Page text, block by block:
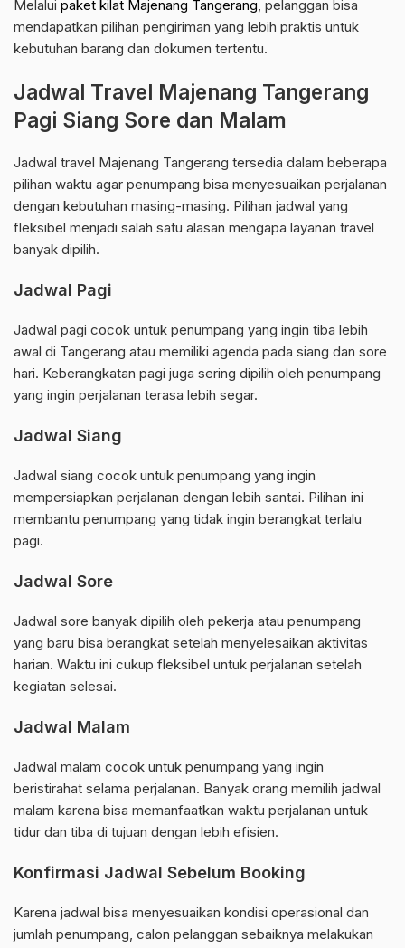
Melalui paket kilat Majenang Tangerang, pelanggan bisa
mendapatkan pilihan pengiriman yang lebih praktis untuk
kebutuhan barang dan dokumen tertentu.
Jadwal Travel Majenang Tangerang
Pagi Siang Sore dan Malam
Jadwal travel Majenang Tangerang tersedia dalam beberapa
pilihan waktu agar penumpang bisa menyesuaikan perjalanan
dengan kebutuhan masing-masing. Pilihan jadwal yang
fleksibel menjadi salah satu alasan mengapa layanan travel
banyak dipilih.
Jadwal Pagi
Jadwal pagi cocok untuk penumpang yang ingin tiba lebih
awal di Tangerang atau memiliki agenda pada siang dan sore
hari. Keberangkatan pagi juga sering dipilih oleh penumpang
yang ingin perjalanan terasa lebih segar.
Jadwal Siang
Jadwal siang cocok untuk penumpang yang ingin
mempersiapkan perjalanan dengan lebih santai. Pilihan ini
membantu penumpang yang tidak ingin berangkat terlalu
pagi.
Jadwal Sore
Jadwal sore banyak dipilih oleh pekerja atau penumpang
yang baru bisa berangkat setelah menyelesaikan aktivitas
harian. Waktu ini cukup fleksibel untuk perjalanan setelah
kegiatan selesai.
Jadwal Malam
Jadwal malam cocok untuk penumpang yang ingin
beristirahat selama perjalanan. Banyak orang memilih jadwal
malam karena bisa memanfaatkan waktu perjalanan untuk
tidur dan tiba di tujuan dengan lebih efisien.
Konfirmasi Jadwal Sebelum Booking
Karena jadwal bisa menyesuaikan kondisi operasional dan
jumlah penumpang, calon pelanggan sebaiknya melakukan